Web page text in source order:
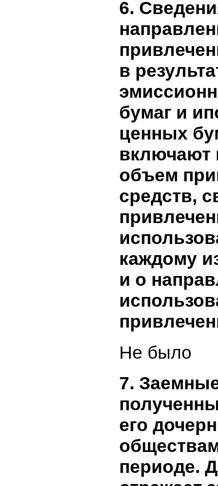
Чистая
070
Эмиссия акций
080 Ограничение
распределению
090
Изменение
100 Сальдо на
6.
в
бумаг и
ценных
объем
средств,
каждому
и о